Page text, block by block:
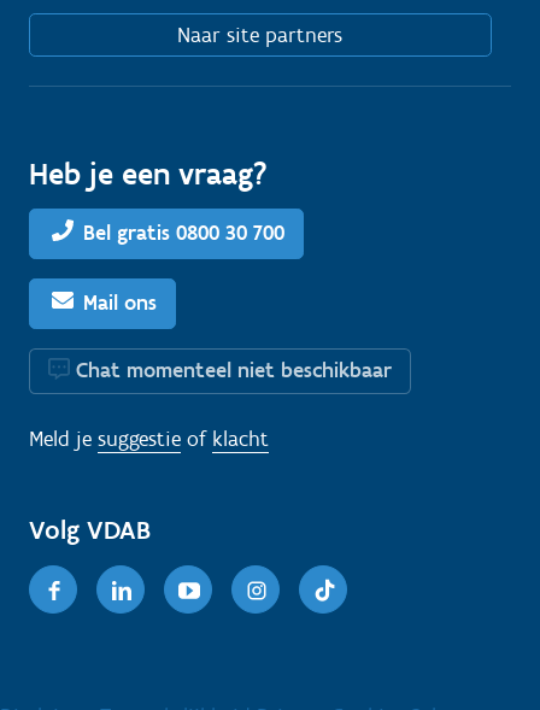
Naar site partners
Heb je een vraag?
Bel gratis 0800 30 700
Mail ons
Chat momenteel niet beschikbaar
Meld je suggestie of klacht
Volg VDAB
FacebookLinkedinYoutubeInstagram